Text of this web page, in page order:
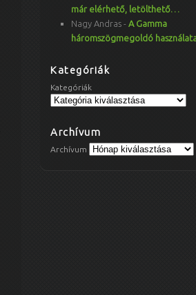
már elérhető, letölthető…
Nagy Andras - A Gamma
háromszögmegoldó
Kategóriák
Kategóriák
Archívum
Archívum